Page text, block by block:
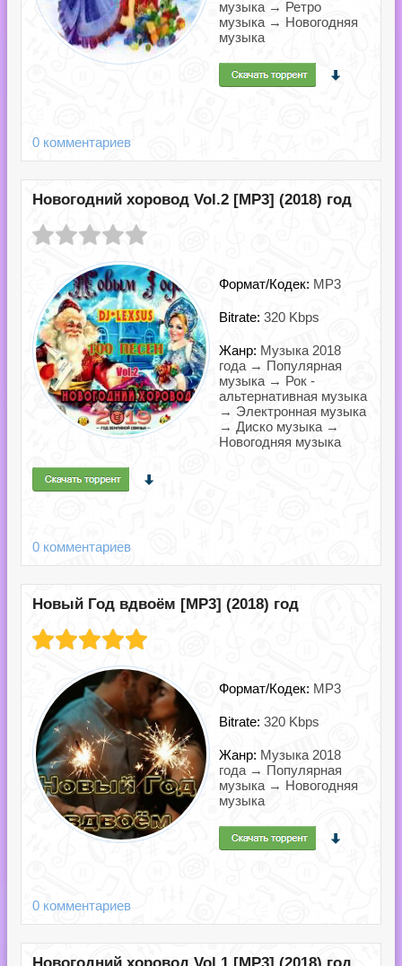
музыка → Ретро
музыка → Новогодняя
музыка
0 комментариев
Новогодний хоровод Vol.2 [MP3] (2018) год
Формат/Кодек: MP3
Bitrate: 320 Kbps
Жанр: Музыка 2018
года → Популярная
музыка → Рок -
альтернативная музыка
→ Электронная музыка
→ Диско музыка →
Новогодняя музыка
0 комментариев
Новый Год вдвоём [MP3] (2018) год
Формат/Кодек: MP3
Bitrate: 320 Kbps
Жанр: Музыка 2018
года → Популярная
музыка → Новогодняя
музыка
0 комментариев